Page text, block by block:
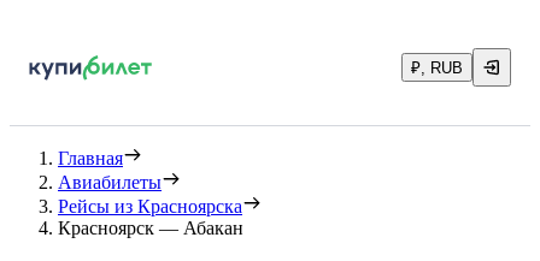
₽, RUB
Главная
Авиабилеты
Рейсы из Красноярска
Красноярск — Абакан